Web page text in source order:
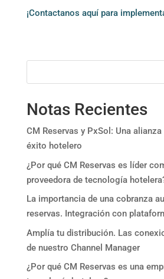
¡Contactanos aquípara
Notas Recientes
CM Reservas y PxSol: Una
éxito hotelero
¿Por qué CM Reservas es líder
proveedora de tecnología
La importancia de una cobranza
reservas. Integración con
Amplía tu distribución. Las
de nuestro Channel Manager
¿Por qué CM Reservas es una